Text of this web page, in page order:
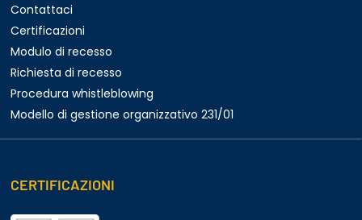
Contattaci
Certificazioni
Modulo di recesso
Richiesta di recesso
Procedura whistleblowing
Modello di gestione organizzativo 231/01
CERTIFICAZIONI